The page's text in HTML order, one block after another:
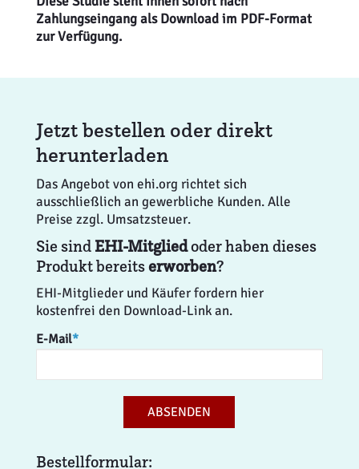
Zahlungseingang als Download im PDF-Format
zur Verfügung.
Jetzt bestellen oder direkt
herunterladen
Das Angebot von ehi.org richtet sich
ausschließlich an gewerbliche Kunden. Alle
Preise zzgl. Umsatzsteuer.
Sie sind EHI-Mitgliedoder haben dieses
Produkt bereitserworben?
EHI-Mitglieder und Käufer fordern hier
kostenfrei den Download-Link an.
E-Mail*
ABSENDEN
Bestellformular: